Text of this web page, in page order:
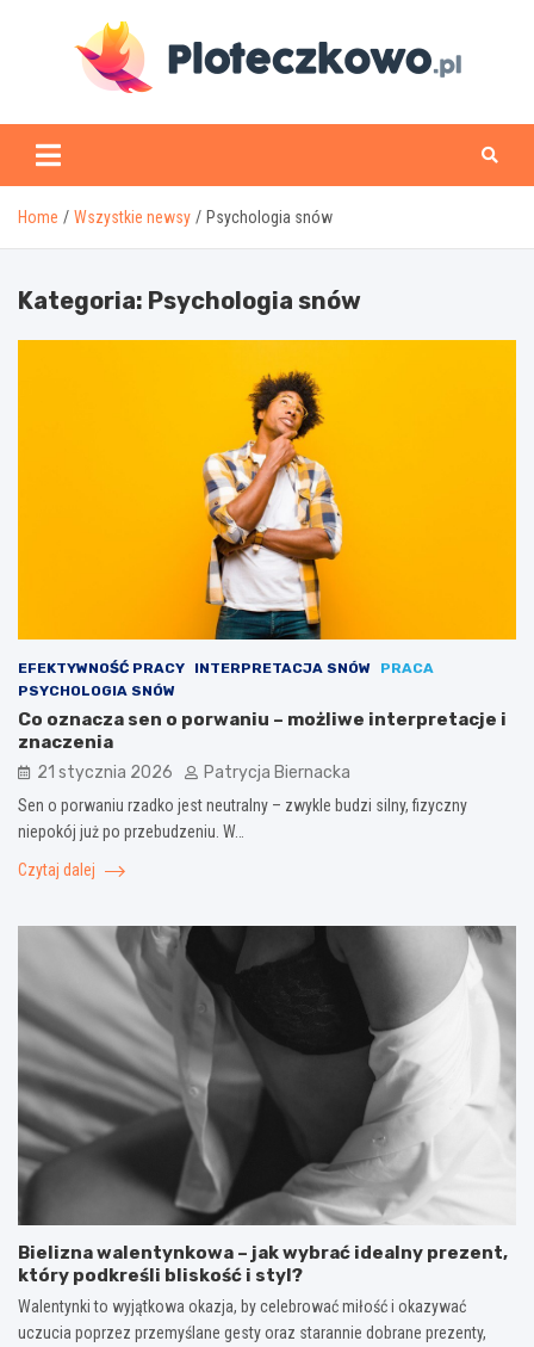
www.ploteczkowo.pl
Home Wszystkie newsy Psychologia snów
Kategoria: Psychologia snów
EFEKTYWNOŚĆ PRACY INTERPRETACJA SNÓW
PRACA
PSYCHOLOGIA SNÓW
Co oznacza sen o porwaniu – możliwe interpretacje i
znaczenia
21 stycznia 2026 Patrycja Biernacka
Sen o porwaniu rzadko jest neutralny – zwykle budzi silny, fizyczny
niepokój już po przebudzeniu. W…
Czytaj dalej
Bielizna walentynkowa – jak wybrać idealny prezent,
który podkreśli bliskość i styl?
Walentynki to wyjątkowa okazja, by celebrować miłość i okazywać
uczucia poprzez przemyślane gesty oraz starannie dobrane prezenty,